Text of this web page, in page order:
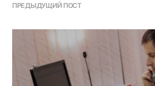
ПРЕДЫДУЩИЙ ПОСТ